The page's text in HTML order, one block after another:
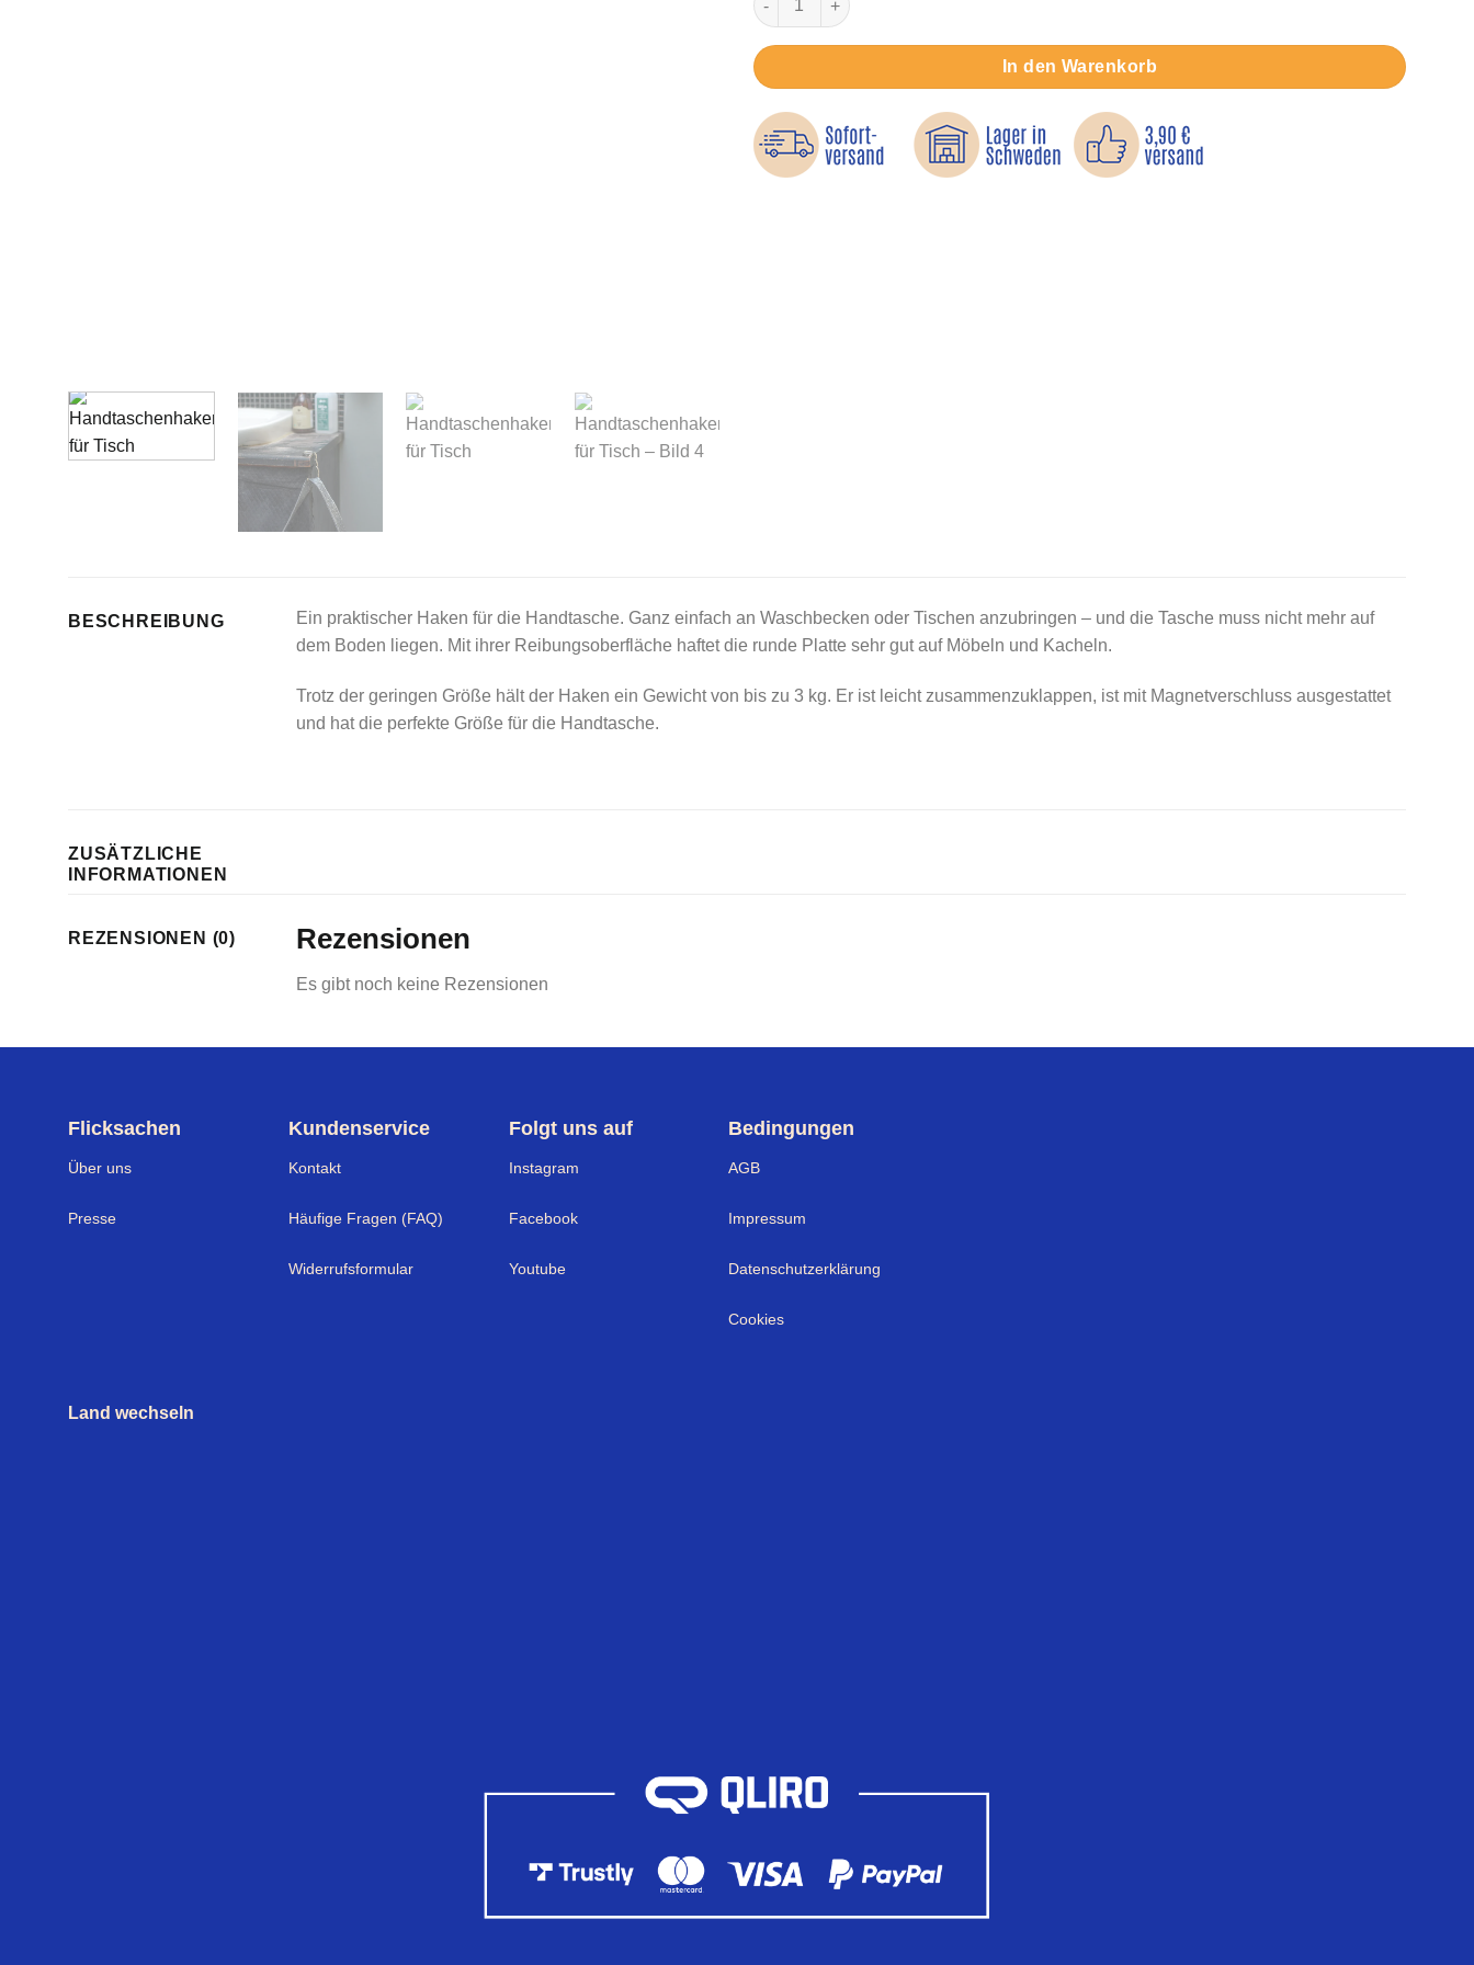
In den Warenkorb
BESCHREIBUNG
Ein praktischer Haken für die Handtasche. Ganz einfach an Waschbecken oder Tischen anzubringen – und die Tasche muss nicht mehr auf
dem Boden liegen. Mit ihrer Reibungsoberfläche haftet die runde Platte sehr gut auf Möbeln und Kacheln.
Trotz der geringen Größe hält der Haken ein Gewicht von bis zu 3 kg. Er ist leicht zusammenzuklappen, ist mit Magnetverschluss ausgestattet
und hat die perfekte Größe für die Handtasche.
ZUSÄTZLICHE
INFORMATIONEN
REZENSIONEN (0) Rezensionen
Es gibt noch keine Rezensionen
Flicksachen
Über uns
Presse
Kundenservice
Kontakt
Häufige Fragen (FAQ)
Widerrufsformular
Folgt uns auf
Instagram
Facebook
Youtube
Bedingungen
AGB
Impressum
Datenschutzerklärung
Cookies
Land wechseln